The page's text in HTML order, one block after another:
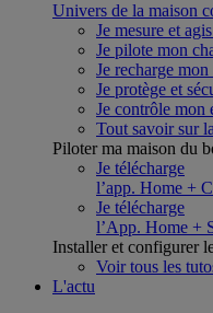
Univers de la maison
Je mesure et
Je pilote mon
Je recharge
Je protège et
Je contrôle mon
Tout savoir sur
Piloter ma maison du
Je télécharge
l’app. Home +
Je télécharge
l’App. Home +
Installer et configurer
Voir tous les
L'actu